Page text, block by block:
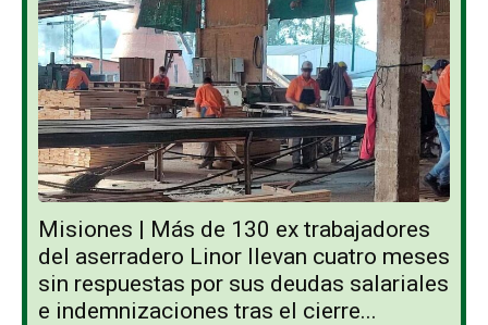
Misiones | Más de 130 ex trabajadores
del aserradero Linor llevan cuatro meses
sin respuestas por sus deudas salariales
e indemnizaciones tras el cierre...